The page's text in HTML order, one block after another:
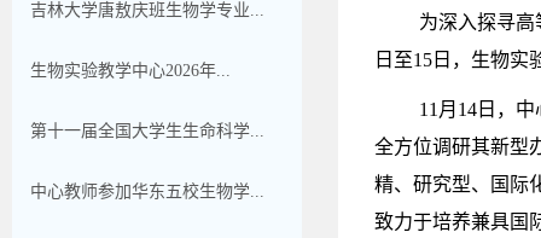
吉林大学唐敖庆班生物学专业...
生物实验教学中心2026年...
第十一届全国大学生生命科学...
中心教师参加华东五校生物学...
为深入探寻
日至15日，生物
11月14日，
全方位调研其新型
精、研究型、国际
致力于培养兼具国